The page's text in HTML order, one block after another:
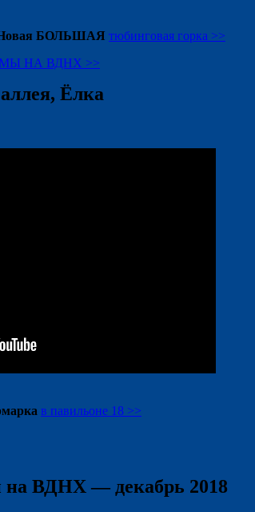
БОЛЬШАЯ тюбинговая горка >>
НА ВДНХ >>
Ёлка
в павильоне 18 >>
на ВДНХ — декабрь 2018